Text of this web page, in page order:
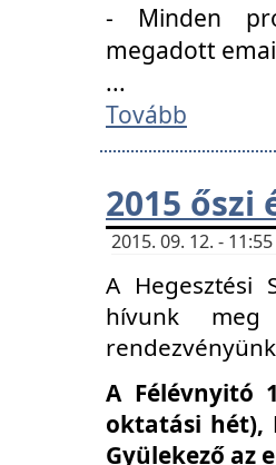
- Minden
megadott
...
Tovább
2015
2015. 09. 12. -
A Hegesztési
hívunk
A Félévnyitó
oktatási hét),
Gyülekező az